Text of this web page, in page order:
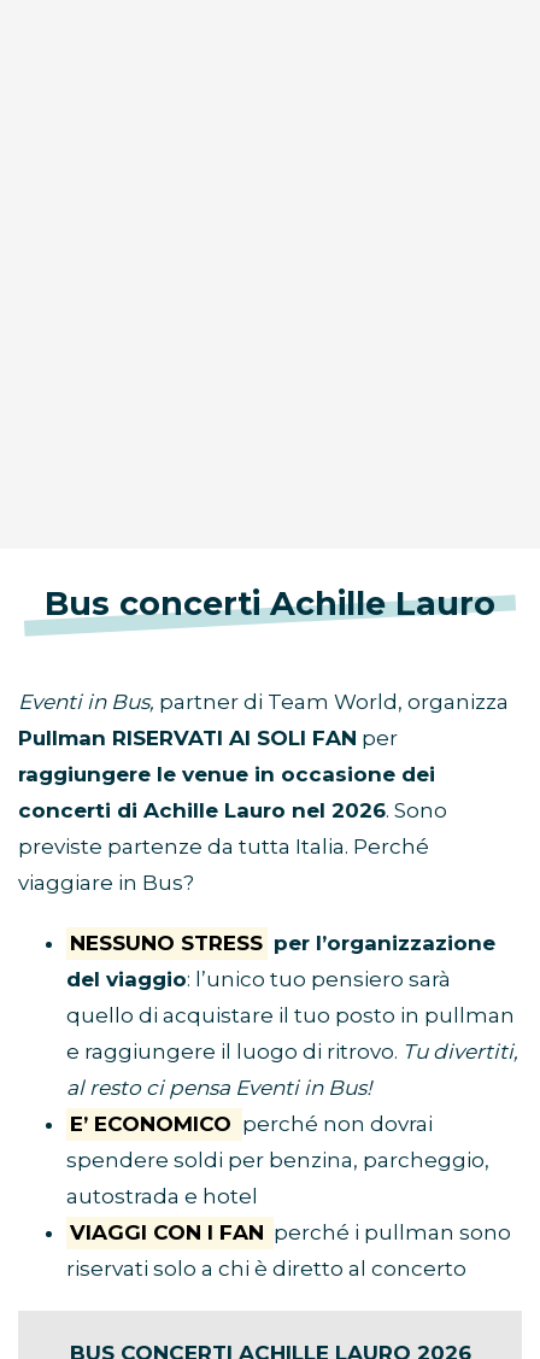
Bus concerti Achille Lauro
Eventi in Bus, partner di Team World, organizza
Pullman RISERVATI AI SOLI FAN per
raggiungere le venue in occasione dei
concerti di Achille Lauro nel 2026. Sono
previste partenze da tutta Italia. Perché
viaggiare in Bus?
NESSUNO STRESS per l’organizzazione
del viaggio: l’unico tuo pensiero sarà
quello di acquistare il tuo posto in pullman
e raggiungere il luogo di ritrovo. Tu divertiti,
al resto ci pensa Eventi in Bus!
E’ ECONOMICO perché non dovrai
spendere soldi per benzina, parcheggio,
autostrada e hotel
VIAGGI CON I FAN perché i pullman sono
riservati solo a chi è diretto al concerto
BUS CONCERTI ACHILLE LAURO 2026